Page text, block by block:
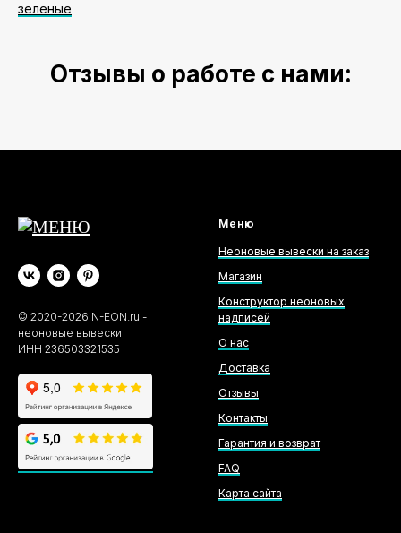
зеленые
Отзывы о работе с нами:
© 2020-2026 N-EON.ru -
неоновые вывески
ИНН 236503321535
Меню
Неоновые вывески на заказ
Магазин
Конструктор неоновых
надписей
О нас
Доставка
Отзывы
Контакты
Гарантия и возврат
FAQ
Карта сайта